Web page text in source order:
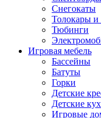
Снегокаты
Толокары и
Тюбинги
Игровая мебель
Бассейны
Батуты
Горки
Детские
Детские
Игровые